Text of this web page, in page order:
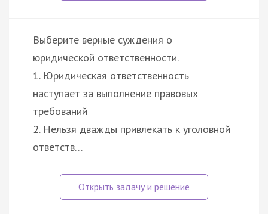
Выберите верные суждения о
юридической ответственности.
1. Юридическая ответственность
наступает за выполнение правовых
требований
2. Нельзя дважды привлекать к уголовной
ответств…